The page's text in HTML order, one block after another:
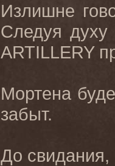
Излишне
Следуя
ARTILLERY
Мортена
забыт.
До свидания,